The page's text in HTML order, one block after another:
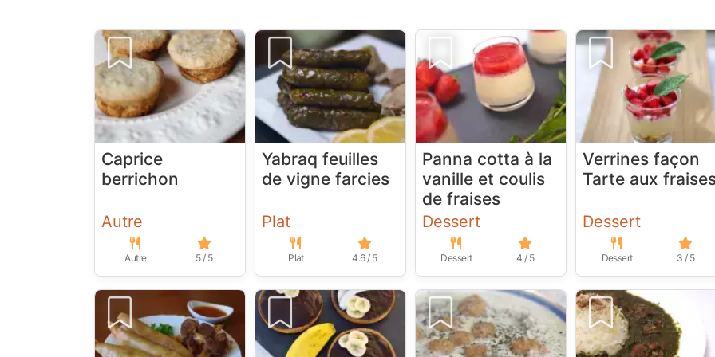
Caprice
berrichon
Autre
Autre 5 / 5
Yabraq feuilles
de vigne farcies
Plat
Plat 4.6 / 5
Panna cotta à la
vanille et coulis
de fraises
Dessert
Dessert 4 / 5
Verrines façon
Tarte aux
Dessert
Dessert 3 / 5